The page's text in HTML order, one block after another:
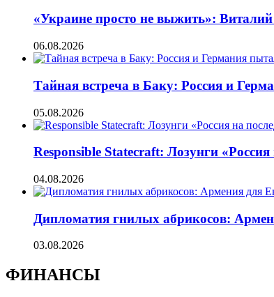
«Украине просто не выжить»:
06.08.2026
Тайная встреча в Баку: Россия и
05.08.2026
Responsible Statecraft: Лозунги
04.08.2026
Дипломатия гнилых абрикосов:
03.08.2026
ФИНАНСЫ